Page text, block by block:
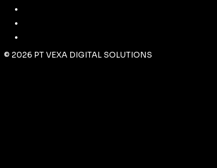
© 2026 PT VEXA DIGITAL SOLUTIONS